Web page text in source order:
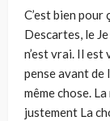
C’est bien
Descartes, le
n’est vrai. Il est
pense avant de
même chose. La
justement La